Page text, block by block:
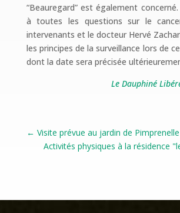
“Beauregard” est également
à toutes les questions sur le
intervenants et le docteur Hervé
les principes de la surveillance lors de
dont la date sera précisée
Le Dauphiné
← Visite prévue au jardin de Pimprenelle
Activités physiques à la résidence